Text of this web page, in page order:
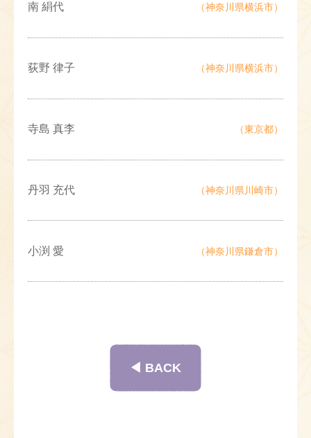
南 絹代 （神奈川県横浜市）
荻野 律子 （神奈川県横浜市）
寺島 真李 （東京都）
丹羽 充代 （神奈川県川崎市）
小渕 愛 （神奈川県鎌倉市）
◀︎ BACK